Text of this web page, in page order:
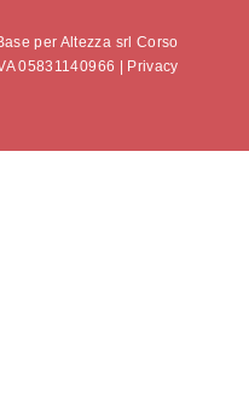
per Altezza srl Corso
05831140966 |
Privacy